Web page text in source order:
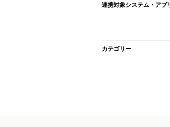
連携対象システム・アプ
カテゴリー